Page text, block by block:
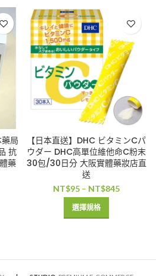
局
抗
藥
【日本直送】DHC ビタミンCパ
ウダー DHC高單位維他命C粉末
30包/30日分 大阪實體藥妝店直
送
NT$95 – NT$845
選擇規格